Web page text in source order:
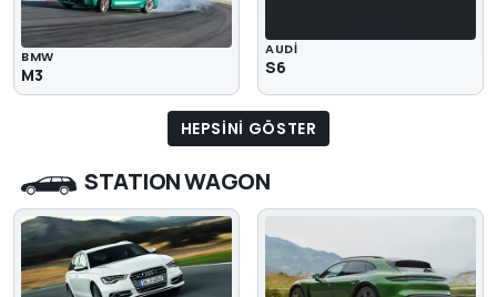
BMW
M3
AUDI
S6
HEPSINI GÖSTER
STATION WAGON